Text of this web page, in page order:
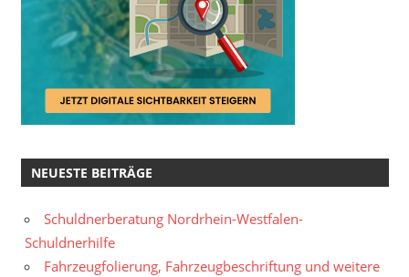
NEUESTE BEITRÄGE
Schuldnerberatung Nordrhein-Westfalen-
Schuldnerhilfe
Fahrzeugfolierung, Fahrzeugbeschriftung und weitere